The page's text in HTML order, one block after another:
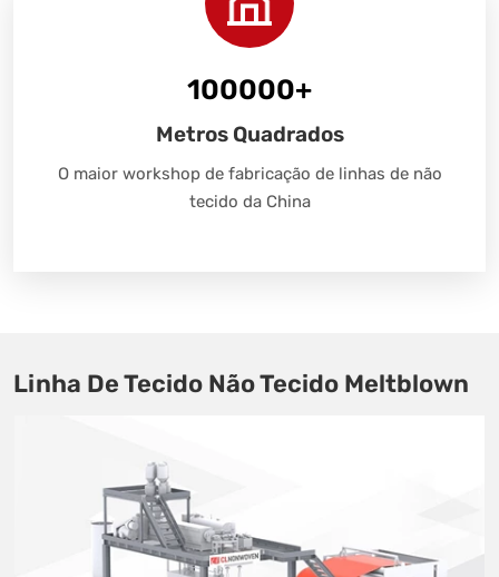
100000+
Metros Quadrados
O maior workshop de fabricação de linhas de não
tecido da China
Linha De Tecido Não Tecido Meltblown